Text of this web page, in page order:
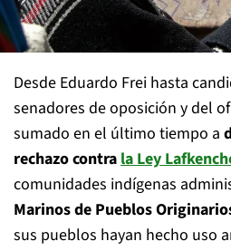
Desde Eduardo Frei hasta
senadores de oposición y del
sumado en el último tiempo a
rechazo contra la Ley
comunidades indígenas
Marinos de Pueblos
sus pueblos hayan hecho uso